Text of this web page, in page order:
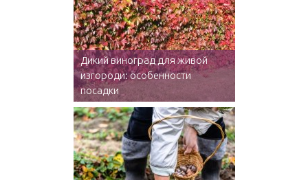
Дикий виноград для живой
изгороди: особенности
посадки